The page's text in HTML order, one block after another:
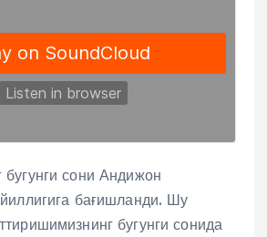
бугунги сони Андижон
бағишланди. Шу
бугунги сонида